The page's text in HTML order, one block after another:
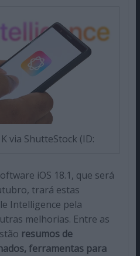
via ShutteStock (ID:
iOS 18.1, que será
trará estas
Intelligence pela
melhorias. Entre as
resumos de
ferramentas para